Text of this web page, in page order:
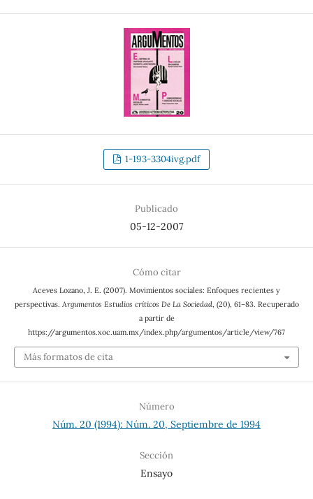
1-193-3304ivg.pdf
Publicado
05-12-2007
Cómo citar
Aceves Lozano, J. E. (2007). Movimientos sociales: Enfoques recientes y
perspectivas. Argumentos Estudios críticos De La Sociedad, (20), 61–83. Recuperado
a partir de
https://argumentos.xoc.uam.mx/index.php/argumentos/article/view/767
Más formatos de cita
Número
Núm. 20 (1994): Núm. 20, Septiembre de 1994
Sección
Ensayo